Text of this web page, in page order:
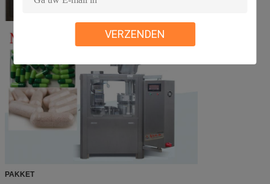
VERZENDEN
PAKKET